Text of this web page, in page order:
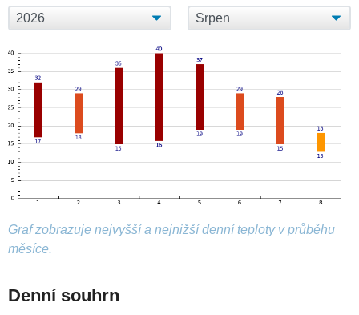
Graf zobrazuje nejvyšší a nejnižší denní teploty v průběhu
měsíce.
Denní souhrn